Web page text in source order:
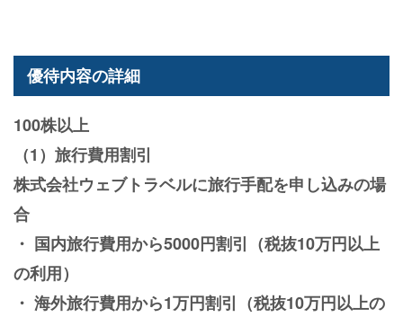
優待内容の詳細
100株以上
（1）旅行費用割引
株式会社ウェブトラベルに旅行手配を申し込みの場
合
・ 国内旅行費用から5000円割引（税抜10万円以上
の利用）
・ 海外旅行費用から1万円割引（税抜10万円以上の